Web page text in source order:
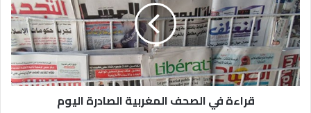
قراءة في الصحف المغربية الصادرة اليوم